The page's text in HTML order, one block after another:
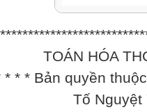
TOÁN HÓA
* * * Bản quyền
Tố Nguyệt